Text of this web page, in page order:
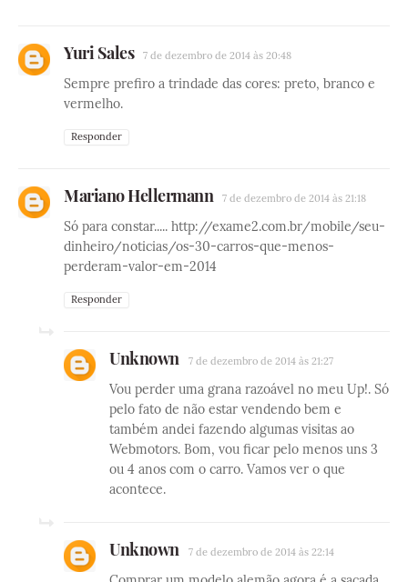
Yuri Sales 7 de dezembro de 2014 às 20:48
Sempre prefiro a trindade das cores: preto, branco e
vermelho.
Responder
Mariano Hellermann 7 de dezembro de 2014 às 21:18
Só para constar..... http://exame2.com.br/mobile/seu-
dinheiro/noticias/os-30-carros-que-menos-
perderam-valor-em-2014
Responder
Unknown 7 de dezembro de 2014 às 21:27
Vou perder uma grana razoável no meu Up!. Só
pelo fato de não estar vendendo bem e
também andei fazendo algumas visitas ao
Webmotors. Bom, vou ficar pelo menos uns 3
ou 4 anos com o carro. Vamos ver o que
acontece.
Unknown 7 de dezembro de 2014 às 22:14